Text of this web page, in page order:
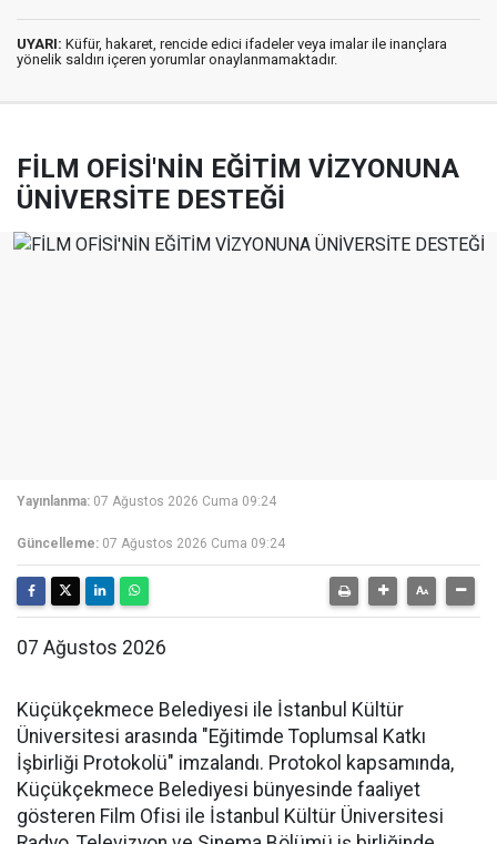
UYARI: Küfür, hakaret, rencide edici ifadeler veya imalar ile inançlara
yönelik saldırı içeren yorumlar onaylanmamaktadır.
FİLM OFİSİ'NİN EĞİTİM VİZYONUNA
ÜNİVERSİTE DESTEĞİ
Yayınlanma: 07 Ağustos 2026 Cuma 09:24
Güncelleme: 07 Ağustos 2026 Cuma 09:24
07 Ağustos 2026
Küçükçekmece Belediyesi ile İstanbul Kültür
Üniversitesi arasında "Eğitimde Toplumsal Katkı
İşbirliği Protokolü" imzalandı. Protokol kapsamında,
Küçükçekmece Belediyesi bünyesinde faaliyet
gösteren Film Ofisi ile İstanbul Kültür Üniversitesi